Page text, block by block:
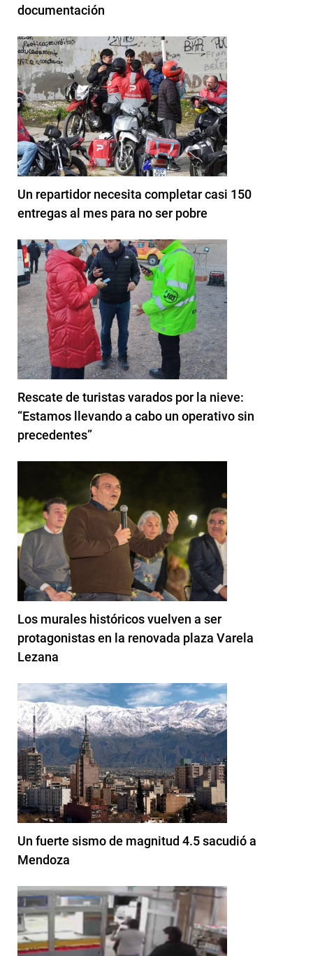
documentación
Un repartidor necesita completar casi 150
entregas al mes para no ser pobre
Rescate de turistas varados por la nieve:
“Estamos llevando a cabo un operativo sin
precedentes”
Los murales históricos vuelven a ser
protagonistas en la renovada plaza Varela
Lezana
Un fuerte sismo de magnitud 4.5 sacudió a
Mendoza